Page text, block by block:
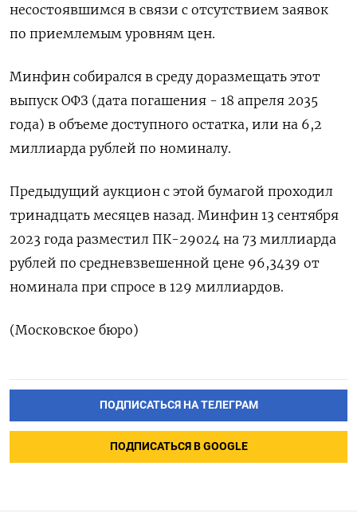
несостоявшимся в связи с отсутствием заявок
по приемлемым уровням цен.
Минфин собирался в среду доразмещать этот
выпуск ОФЗ (дата погашения - 18 апреля 2035
года) в объеме доступного остатка, или на 6,2
миллиарда рублей по номиналу.
Предыдущий аукцион с этой бумагой проходил
тринадцать месяцев назад. Минфин 13 сентября
2023 года разместил ПК-29024 на 73 миллиарда
рублей по средневзвешенной цене 96,3439 от
номинала при спросе в 129 миллиардов.
(Московское бюро)
ПОДПИСАТЬСЯ НА ТЕЛЕГРАМ
ПОДПИСАТЬСЯ В GOOGLE